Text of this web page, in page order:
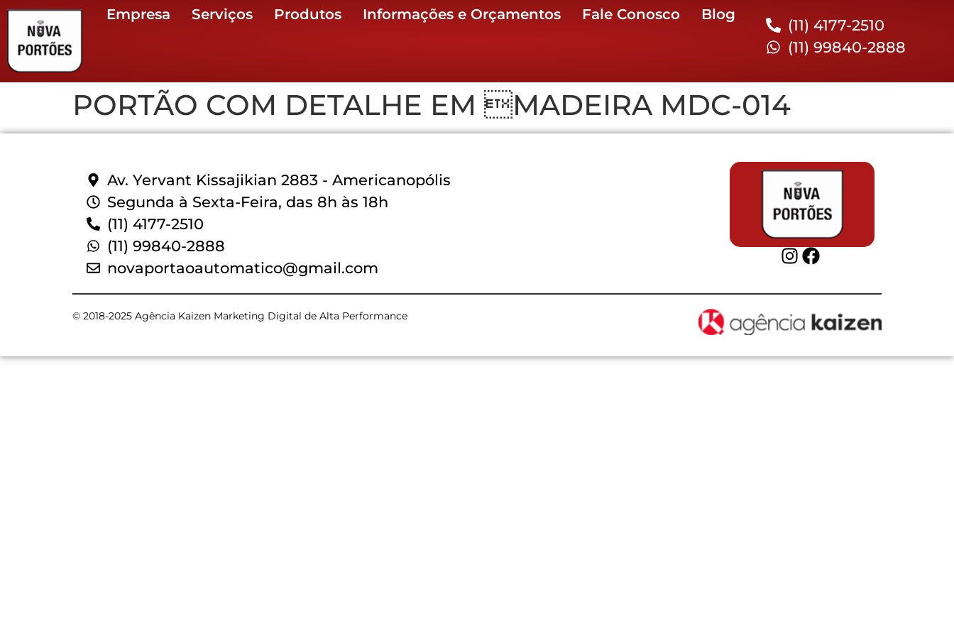
Empresa Serviços Produtos Informações e Orçamentos Fale Conosco Blog
(11) 4177-2510
(11) 99840-2888
PORTÃO COM DETALHE EM MADEIRA MDC-014
Av. Yervant Kissajikian 2883 - Americanopólis
Segunda à Sexta-Feira, das 8h às 18h
(11) 4177-2510
(11) 99840-2888
novaportaoautomatico@gmail.com
© 2018-2025 Agência Kaizen Marketing Digital de Alta Performance